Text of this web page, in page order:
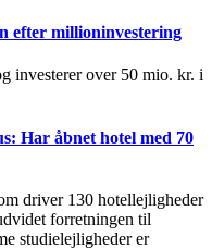
efter millioninvestering
investerer over 50 mio. kr. i
Har åbnet hotel med 70
driver 130 hotellejligheder
forretningen til
studielejligheder er